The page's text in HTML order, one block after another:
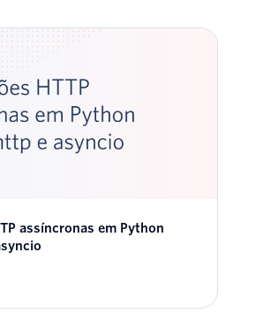
assíncronas em Python